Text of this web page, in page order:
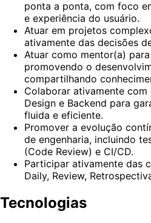
ponta a ponta, com foco
e experiência do usuário.
Atuar em projetos
ativamente das decisões
Atuar como mentor(a)
promovendo o
compartilhando
Colaborar ativamente
Design e Backend para
fluida e eficiente.
Promover a evolução
de engenharia, incluindo
(Code Review) e CI/CD.
Participar ativamente das
Daily, Review,
Tecnologias